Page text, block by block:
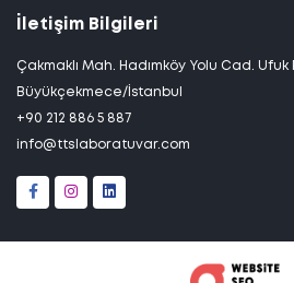
İletişim Bilgileri
Çakmaklı Mah. Hadımköy Yolu Cad. Ufuk
Büyükçekmece/İstanbul
+90 212 886 5 887
info@ttslaboratuvar.com